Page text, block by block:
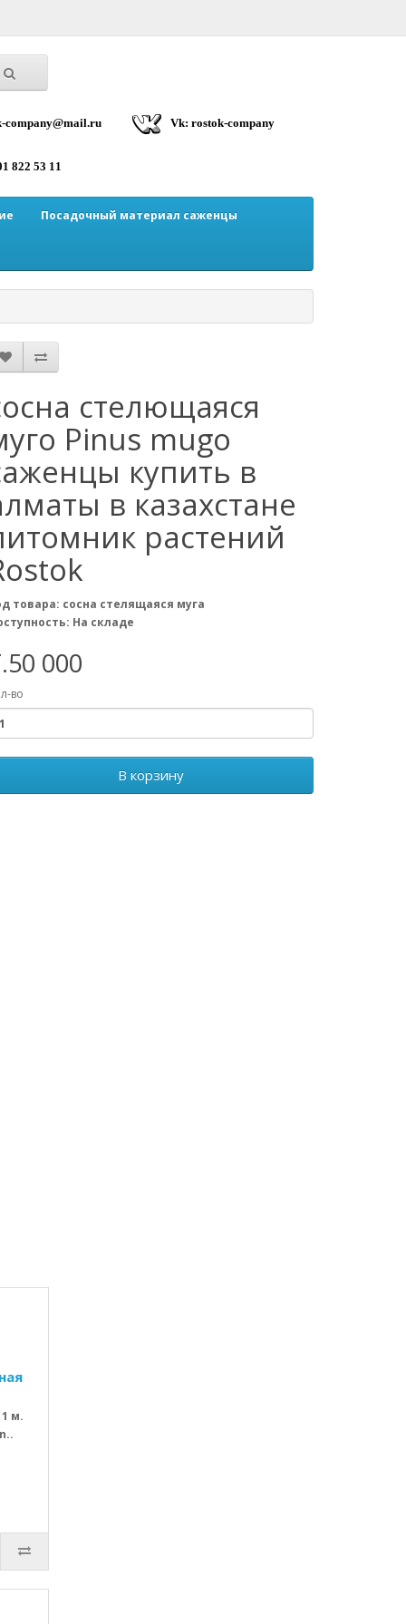
company@mail.ru Vk: rostok-company
822 53 11
Посадочный материал саженцы
стелющаяся
Pinus mugo
купить в
в казахстане
растений
товара: сосна стелящаяся муга
На складе
000
во
В корзину
м.